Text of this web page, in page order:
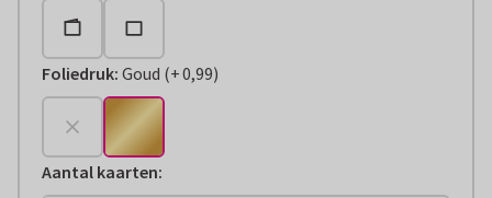
Foliedruk: Goud (
+€ 0,99
+0,99)
Aantal kaarten: